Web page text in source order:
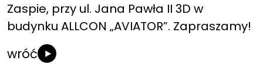
Zaspie, przy ul. Jana Pawła II 3D w
budynku ALLCON „AVIATOR”. Zapraszamy!
wróć